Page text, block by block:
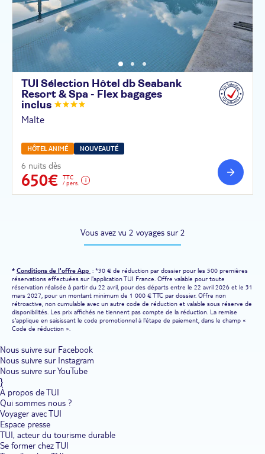
TUI Sélection Hôtel db Seabank
Resort & Spa - Flex bagages
inclus
Malte
HÔTEL ANIMÉ NOUVEAUTÉ
6 nuits dès
650€
TTC
/ pers.
Vous avez vu 2 voyages sur 2
* Conditions de l'offre App : *30 € de réduction par dossier pour les 500 premières
réservations effectuées sur l'application TUI France. Offre valable pour toute
réservation réalisée à partir du 22 avril, pour des départs entre le 22 avril 2026 et le 31
mars 2027, pour un montant minimum de 1 000 € TTC par dossier. Offre non
rétroactive, non cumulable avec un autre code de réduction et valable sous réserve de
disponibilités. Les prix affichés ne tiennent pas compte de la réduction. La remise
s'applique en saisissant le code promotionnel à l'étape de paiement, dans le champ «
Code de réduction ».
Nous suivre sur Facebook
Nous suivre sur Instagram
Nous suivre sur YouTube
}
À propos de TUI
Qui sommes nous ?
Voyager avec TUI
Espace presse
TUI, acteur du tourisme durable
Se former chez TUI